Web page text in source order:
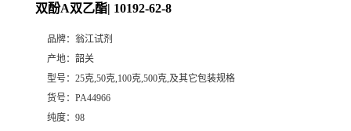
双酚A双乙酯| 10192-62-8
品牌： 翁江试剂
产地： 韶关
型号： 25克,50克,100克,500克,及其它包装规格
货号： PA44966
纯度： 98